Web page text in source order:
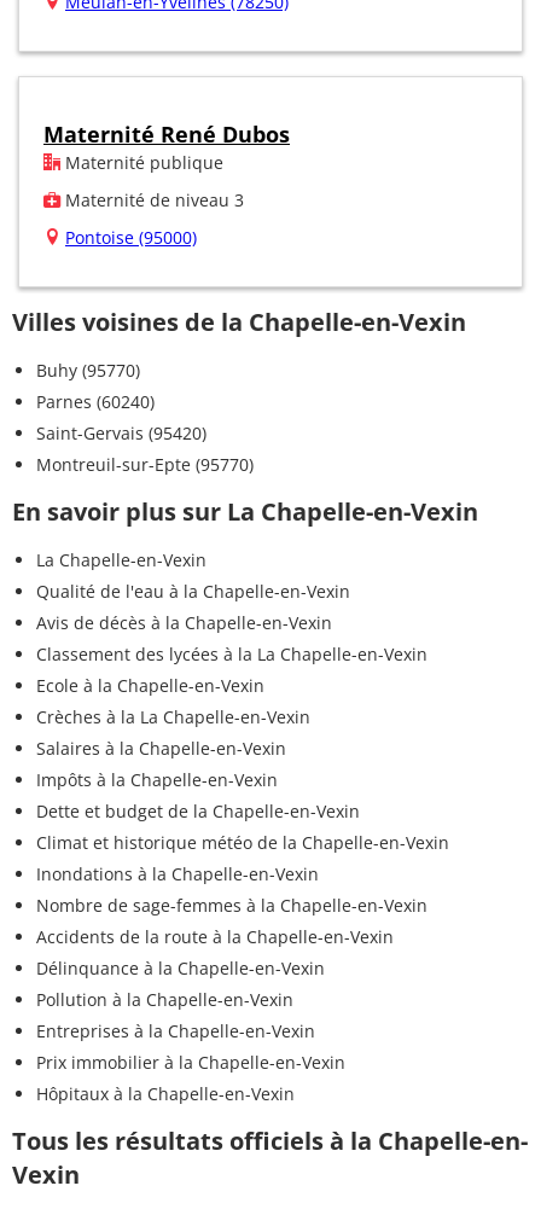
Maternité René Dubos
Maternité publique
Maternité de niveau 3
Pontoise (95000)
Villes voisines de la Chapelle-en-Vexin
Buhy (95770)
Parnes (60240)
Saint-Gervais (95420)
Montreuil-sur-Epte (95770)
En savoir plus sur La Chapelle-en-Vexin
La Chapelle-en-Vexin
Qualité de l'eau à la Chapelle-en-Vexin
Avis de décès à la Chapelle-en-Vexin
Classement des lycées à la La Chapelle-en-Vexin
Ecole à la Chapelle-en-Vexin
Crèches à la La Chapelle-en-Vexin
Salaires à la Chapelle-en-Vexin
Impôts à la Chapelle-en-Vexin
Dette et budget de la Chapelle-en-Vexin
Climat et historique météo de la Chapelle-en-Vexin
Inondations à la Chapelle-en-Vexin
Nombre de sage-femmes à la Chapelle-en-Vexin
Accidents de la route à la Chapelle-en-Vexin
Délinquance à la Chapelle-en-Vexin
Pollution à la Chapelle-en-Vexin
Entreprises à la Chapelle-en-Vexin
Prix immobilier à la Chapelle-en-Vexin
Hôpitaux à la Chapelle-en-Vexin
Tous les résultats officiels à la Chapelle-en-
Vexin